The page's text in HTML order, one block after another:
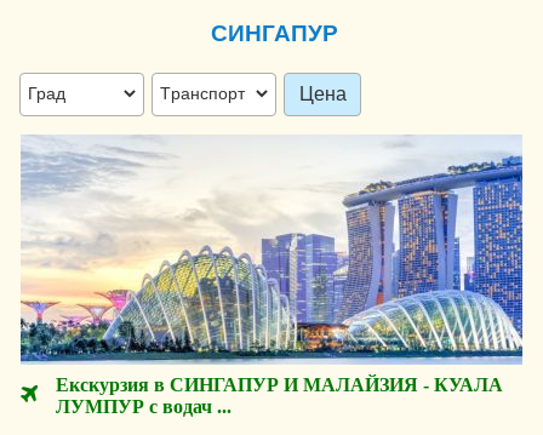
СИНГАПУР
Цена
Екскурзия в СИНГАПУР И МАЛАЙЗИЯ - КУАЛА
ЛУМПУР с водач ...